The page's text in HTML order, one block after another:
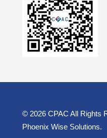
© 2026 CPAC All Rights
Phoenix Wise Solutions.